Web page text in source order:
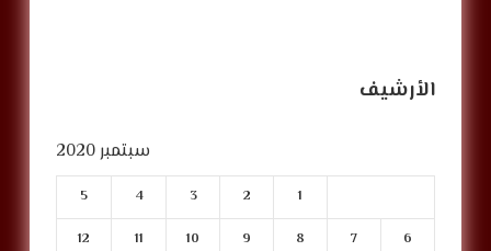
الأرشيف
سبتمبر 2020
1
2
3
4
5
6
7
8
9
10
11
12